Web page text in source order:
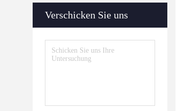
Verschicken Sie uns